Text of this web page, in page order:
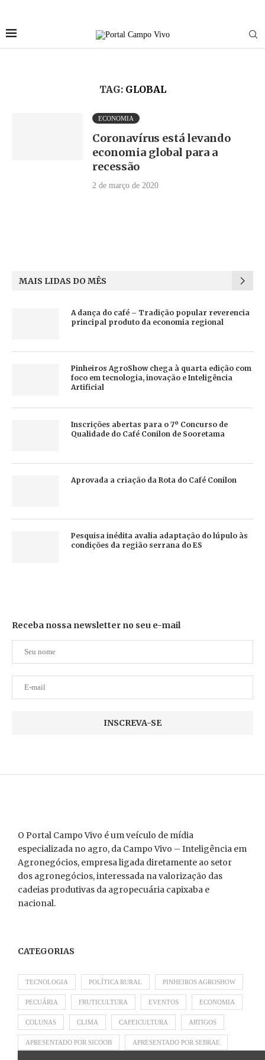
TAG: GLOBAL
ECONOMIA
Coronavírus está levando
economia global para a
recessão
2 de março de 2020
MAIS LIDAS DO MÊS
A dança do café – Tradição popular reverencia
principal produto da economia regional
Pinheiros AgroShow chega à quarta edição com
foco em tecnologia, inovação e Inteligência
Artificial
Inscrições abertas para o 7º Concurso de
Qualidade do Café Conilon de Sooretama
Aprovada a criação da Rota do Café Conilon
Pesquisa inédita avalia adaptação do lúpulo às
condições da região serrana do ES
Receba nossa newsletter no seu e-mail
O Portal Campo Vivo é um veículo de mídia
especializada no agro, da Campo Vivo – Inteligência em
Agronegócios, empresa ligada diretamente ao setor
dos agronegócios, interessada na valorização das
cadeias produtivas da agropecuária capixaba e
nacional.
CATEGORIAS
TECNOLOGIA POLÍTICA RURAL PINHEIROS AGROSHOW
PECUÁRIA FRUTICULTURA EVENTOS ECONOMIA
COLUNAS CLIMA CAFEICULTURA ARTIGOS
APRESENTADO POR SICOOB APRESENTADO POR SEBRAE